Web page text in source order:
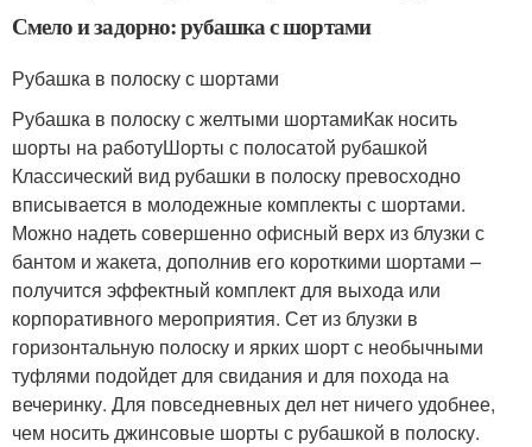
Смело и задорно: рубашка с шортами
Рубашка в полоску с шортами
Рубашка в полоску с желтыми шортамиКак носить
шорты на работуШорты с полосатой рубашкой
Классический вид рубашки в полоску превосходно
вписывается в молодежные комплекты с шортами.
Можно надеть совершенно офисный верх из блузки с
бантом и жакета, дополнив его короткими шортами –
получится эффектный комплект для выхода или
корпоративного мероприятия. Сет из блузки в
горизонтальную полоску и ярких шорт с необычными
туфлями подойдет для свидания и для похода на
вечеринку. Для повседневных дел нет ничего удобнее,
чем носить джинсовые шорты с рубашкой в полоску.